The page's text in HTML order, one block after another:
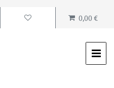
0,00 €